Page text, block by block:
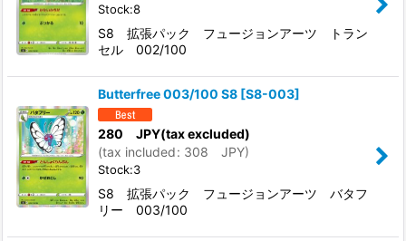
Stock:8
S8 拡張パック フュージョンアーツ トラン
セル 002/100
Butterfree 003/100 S8 [S8-003]
280 JPY(tax excluded)
(tax included: 308 JPY)
Stock:3
S8 拡張パック フュージョンアーツ バタフ
リー 003/100